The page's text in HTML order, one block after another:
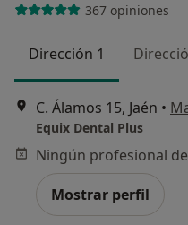
367 opiniones
Dirección 1
C. Álamos 15, Jaén •
Equix Dental Plus
Mostrar perfil